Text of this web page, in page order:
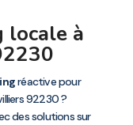
locale à
réactive pour
92230 ?
des solutions sur